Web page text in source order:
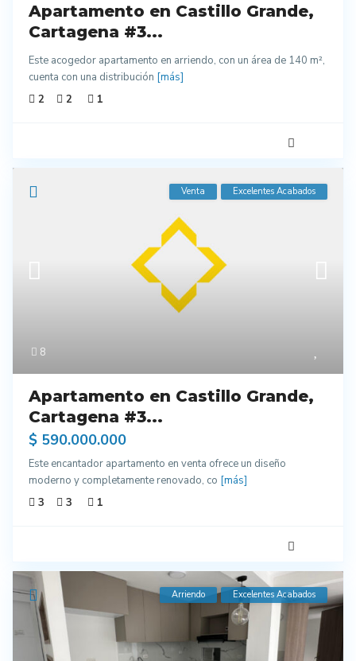
Apartamento en Castillo Grande,
Cartagena #3...
Este acogedor apartamento en arriendo, con un área de 140 m²,
cuenta con una distribución [más]
2
2 1
8
Venta Excelentes Acabados
Apartamento en Castillo Grande,
Cartagena #3...
$ 590.000.000
Este encantador apartamento en venta ofrece un diseño
moderno y completamente renovado, co [más]
3
3 1
Arriendo Excelentes Acabados